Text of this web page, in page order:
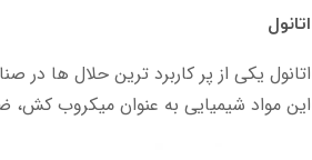
اتانول
اتانول یکی از پر کاربرد ترین حلال ها در
این مواد شیمیایی به عنوان میکروب کش،